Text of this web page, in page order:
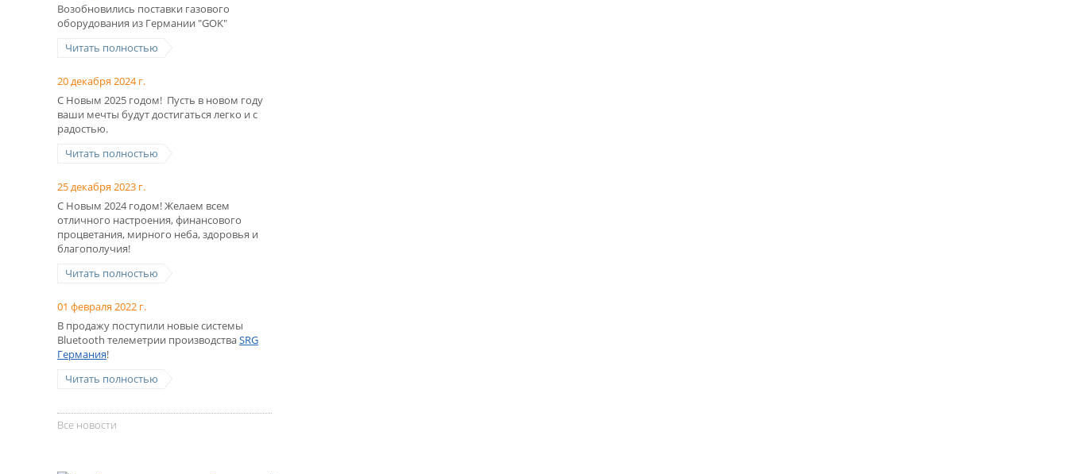
Возобновились поставки газового
оборудования из Германии "GOK"
Читать полностью
20 декабря 2024 г.
С Новым 2025 годом! Пусть в новом году
ваши мечты будут достигаться легко и с
радостью.
Читать полностью
25 декабря 2023 г.
С Новым 2024 годом! Желаем всем
отличного настроения, финансового
процветания, мирного неба, здоровья и
благополучия!
Читать полностью
01 февраля 2022 г.
В продажу поступили новые системы
Bluetooth телеметрии производстваSRG
Германия!
Читать полностью
Все новости